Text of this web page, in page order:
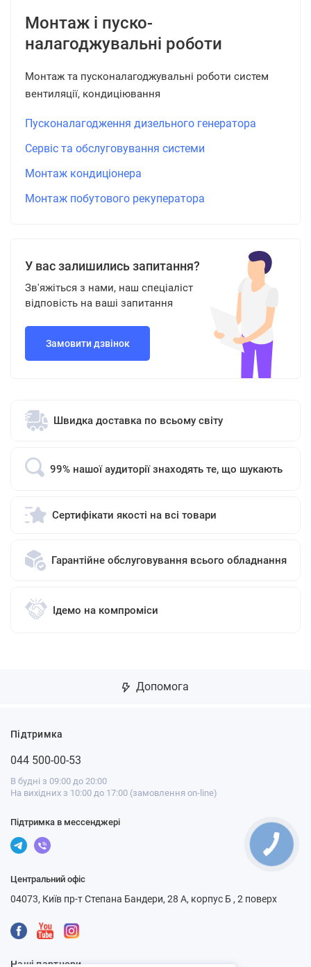
Монтаж і пуско-
налагоджувальні роботи
Монтаж та пусконалагоджувальні роботи систем
вентиляції, кондиціювання
Пусконалагодження дизельного генератора
Сервіс та обслуговування системи
Монтаж кондиціонера
Монтаж побутового рекуператора
У вас залишились запитання?
Зв'яжіться з нами, наш спеціаліст
відповість на ваші запитання
Замовити дзвінок
Швидка доставка по всьому світу
99% нашої аудиторії знаходять те, що шукають
Сертифікати якості на всі товари
Гарантійне обслуговування всього обладнання
Ідемо на компроміси
Допомога
Підтримка
044 500-00-53
В будні з 09:00 до 20:00
На вихідних з 10:00 до 17:00 (замовлення on-line)
Підтримка в мессенджері
Центральний офіс
04073, Київ пр-т Степана Бандери, 28 А, корпус Б , 2 поверх
Наші партнери